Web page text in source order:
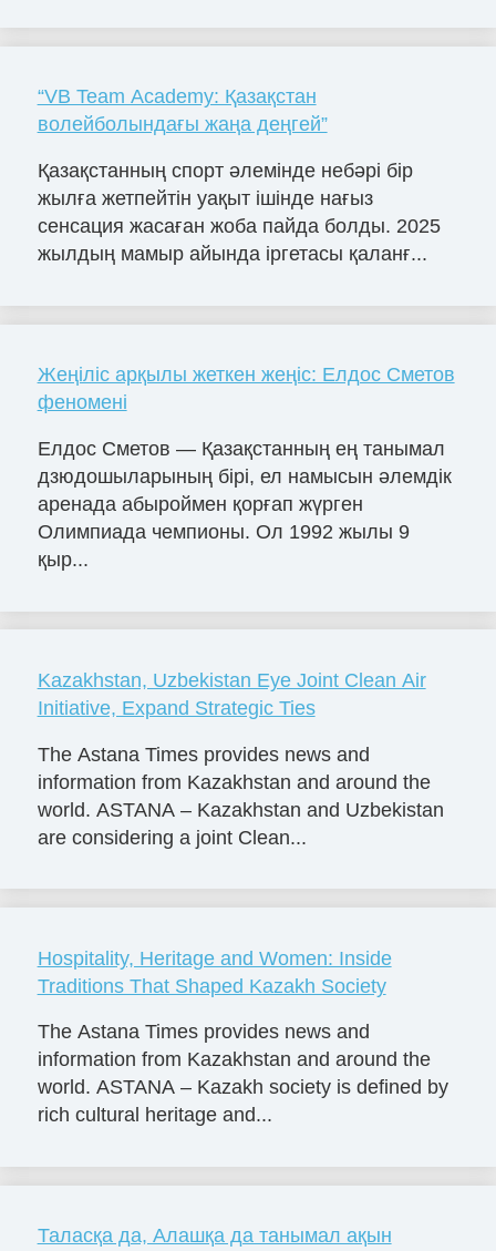
“VB Team Academy: Қазақстан
волейболындағы жаңа деңгей”
Қазақстанның спорт әлемінде небәрі бір
жылға жетпейтін уақыт ішінде нағыз
сенсация жасаған жоба пайда болды. 2025
жылдың мамыр айында іргетасы қаланғ...
Жеңіліс арқылы жеткен жеңіс: Елдос Сметов
феномені
Елдос Сметов — Қазақстанның ең танымал
дзюдошыларының бірі, ел намысын әлемдік
аренада абыроймен қорғап жүрген
Олимпиада чемпионы. Ол 1992 жылы 9
қыр...
Kazakhstan, Uzbekistan Eye Joint Clean Air
Initiative, Expand Strategic Ties
The Astana Times provides news and
information from Kazakhstan and around the
world. ASTANA – Kazakhstan and Uzbekistan
are considering a joint Clean...
Hospitality, Heritage and Women: Inside
Traditions That Shaped Kazakh Society
The Astana Times provides news and
information from Kazakhstan and around the
world. ASTANA – Kazakh society is defined by
rich cultural heritage and...
Таласқа да, Алашқа да танымал ақын